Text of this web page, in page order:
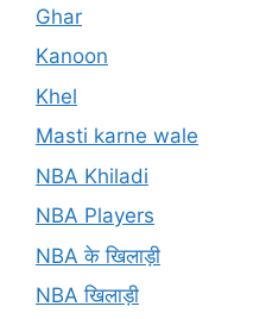
Ghar
Kanoon
Khel
Masti karne wale
NBA Khiladi
NBA Players
NBA के खिलाड़ी
NBA खिलाड़ी